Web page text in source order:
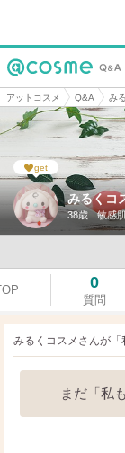
アットコスメ Q&A み
みるくコ
38歳 敏感
get
0
質問
みるくコスメさんが
まだ「私